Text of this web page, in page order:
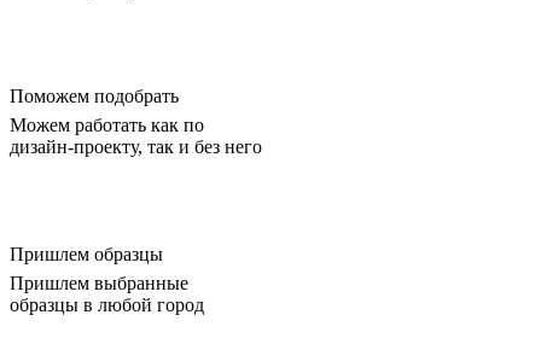
Поможем подобрать
Можем работать как по
дизайн-проекту, так и без него
Пришлем образцы
Пришлем выбранные
образцы в любой город